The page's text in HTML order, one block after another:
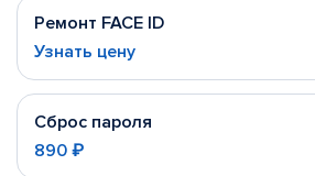
Ремонт FACE ID
Узнать цену
Сброс пароля
890 ₽